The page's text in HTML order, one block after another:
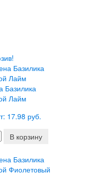
Базилика
Лайм
17.98 руб.
В корзину